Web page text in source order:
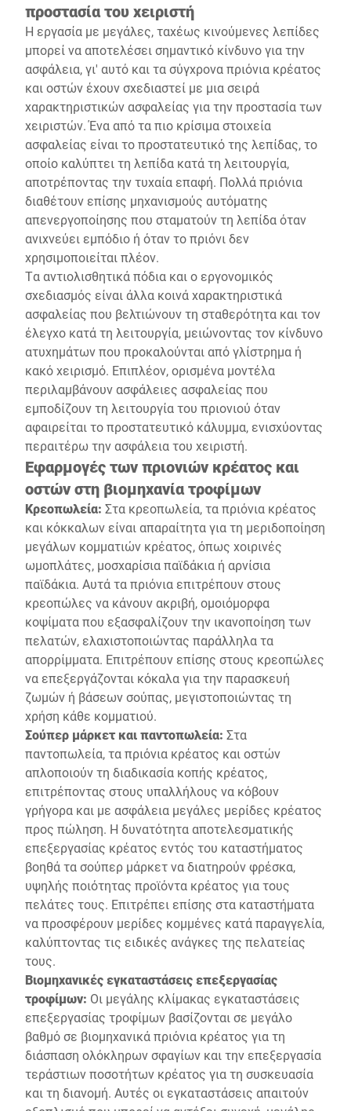
προστασία του χειριστή
Η εργασία με μεγάλες, ταχέως κινούμενες λεπίδες
μπορεί να αποτελέσει σημαντικό κίνδυνο για την
ασφάλεια, γι' αυτό και τα σύγχρονα πριόνια κρέατος
και οστών έχουν σχεδιαστεί με μια σειρά
χαρακτηριστικών ασφαλείας για την προστασία των
χειριστών. Ένα από τα πιο κρίσιμα στοιχεία
ασφαλείας είναι το προστατευτικό της λεπίδας, το
οποίο καλύπτει τη λεπίδα κατά τη λειτουργία,
αποτρέποντας την τυχαία επαφή. Πολλά πριόνια
διαθέτουν επίσης μηχανισμούς αυτόματης
απενεργοποίησης που σταματούν τη λεπίδα όταν
ανιχνεύει εμπόδιο ή όταν το πριόνι δεν
χρησιμοποιείται πλέον.
Τα αντιολισθητικά πόδια και ο εργονομικός
σχεδιασμός είναι άλλα κοινά χαρακτηριστικά
ασφαλείας που βελτιώνουν τη σταθερότητα και τον
έλεγχο κατά τη λειτουργία, μειώνοντας τον κίνδυνο
ατυχημάτων που προκαλούνται από γλίστρημα ή
κακό χειρισμό. Επιπλέον, ορισμένα μοντέλα
περιλαμβάνουν ασφάλειες ασφαλείας που
εμποδίζουν τη λειτουργία του πριονιού όταν
αφαιρείται το προστατευτικό κάλυμμα, ενισχύοντας
περαιτέρω την ασφάλεια του χειριστή.
Εφαρμογές των πριονιών κρέατος και
οστών στη βιομηχανία τροφίμων
Κρεοπωλεία: Στα κρεοπωλεία, τα πριόνια κρέατος
και κόκκαλων είναι απαραίτητα για τη μεριδοποίηση
μεγάλων κομματιών κρέατος, όπως χοιρινές
ωμοπλάτες, μοσχαρίσια παϊδάκια ή αρνίσια
παϊδάκια. Αυτά τα πριόνια επιτρέπουν στους
κρεοπώλες να κάνουν ακριβή, ομοιόμορφα
κοψίματα που εξασφαλίζουν την ικανοποίηση των
πελατών, ελαχιστοποιώντας παράλληλα τα
απορρίμματα. Επιτρέπουν επίσης στους κρεοπώλες
να επεξεργάζονται κόκαλα για την παρασκευή
ζωμών ή βάσεων σούπας, μεγιστοποιώντας τη
χρήση κάθε κομματιού.
Σούπερ μάρκετ και παντοπωλεία: Στα
παντοπωλεία, τα πριόνια κρέατος και οστών
απλοποιούν τη διαδικασία κοπής κρέατος,
επιτρέποντας στους υπαλλήλους να κόβουν
γρήγορα και με ασφάλεια μεγάλες μερίδες κρέατος
προς πώληση. Η δυνατότητα αποτελεσματικής
επεξεργασίας κρέατος εντός του καταστήματος
βοηθά τα σούπερ μάρκετ να διατηρούν φρέσκα,
υψηλής ποιότητας προϊόντα κρέατος για τους
πελάτες τους. Επιτρέπει επίσης στα καταστήματα
να προσφέρουν μερίδες κομμένες κατά παραγγελία,
καλύπτοντας τις ειδικές ανάγκες της πελατείας
τους.
Βιομηχανικές εγκαταστάσεις επεξεργασίας
τροφίμων: Οι μεγάλης κλίμακας εγκαταστάσεις
επεξεργασίας τροφίμων βασίζονται σε μεγάλο
βαθμό σε βιομηχανικά πριόνια κρέατος για τη
διάσπαση ολόκληρων σφαγίων και την επεξεργασία
τεράστιων ποσοτήτων κρέατος για τη συσκευασία
και τη διανομή. Αυτές οι εγκαταστάσεις απαιτούν